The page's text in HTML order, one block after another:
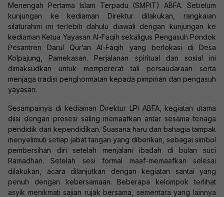
Menengah Pertama Islam Terpadu (SMPIT) ABFA. Sebelum
kunjungan ke kediaman Direktur dilakukan, rangkaian
silaturahmi ini terlebih dahulu diawali dengan kunjungan ke
kediaman Ketua Yayasan Al-Faqih sekaligus Pengasuh Pondok
Pesantren Darul Qur’an Al-Faqih yang berlokasi di Desa
Kolpajung, Pamekasan. Perjalanan spiritual dan sosial ini
dimaksudkan untuk mempererat tali persaudaraan serta
menjaga tradisi penghormatan kepada pimpinan dan pengasuh
yayasan.
Sesampainya di kediaman Direktur LPI ABFA, kegiatan utama
diisi dengan prosesi saling memaafkan antar sesama tenaga
pendidik dan kependidikan. Suasana haru dan bahagia tampak
menyelimuti setiap jabat tangan yang diberikan, sebagai simbol
pembersihan diri setelah menjalani ibadah di bulan suci
Ramadhan. Setelah sesi formal maaf-memaafkan selesai
dilakukan, acara dilanjutkan dengan kegiatan santai yang
penuh dengan kebersamaan. Beberapa kelompok terlihat
asyik menikmati sajian rujak bersama, sementara yang lainnya